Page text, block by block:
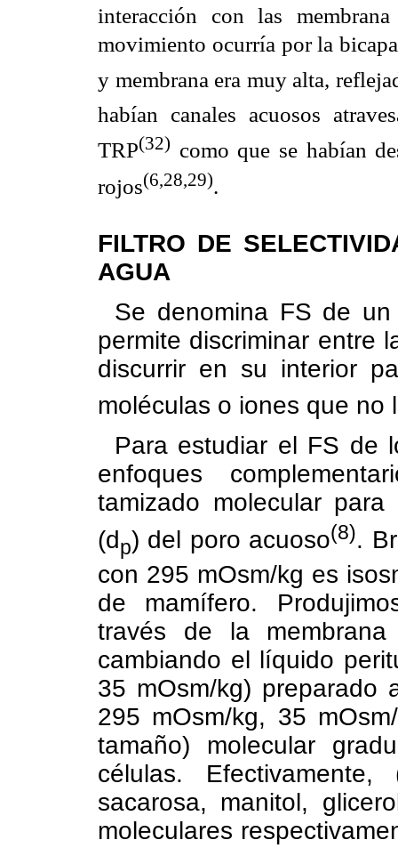
interacción con las
movimiento ocurría por la
y membrana era muy alta,
habían canales acuosos
TRP(32) como que se habían
rojos(6,28,29).
FILTRO DE
AGUA
Se denomina FS de
permite discriminar entre
discurrir en su interior
moléculas o iones que no
Para estudiar el FS de
enfoques
tamizado molecular
(dp) del poro acuoso(8).
con 295 mOsm/kg es
de mamífero.
través de la
cambiando el líquido
35 mOsm/kg) preparado
295 mOsm/kg, 35
tamaño) molecular
células.
sacarosa, manitol,
moleculares